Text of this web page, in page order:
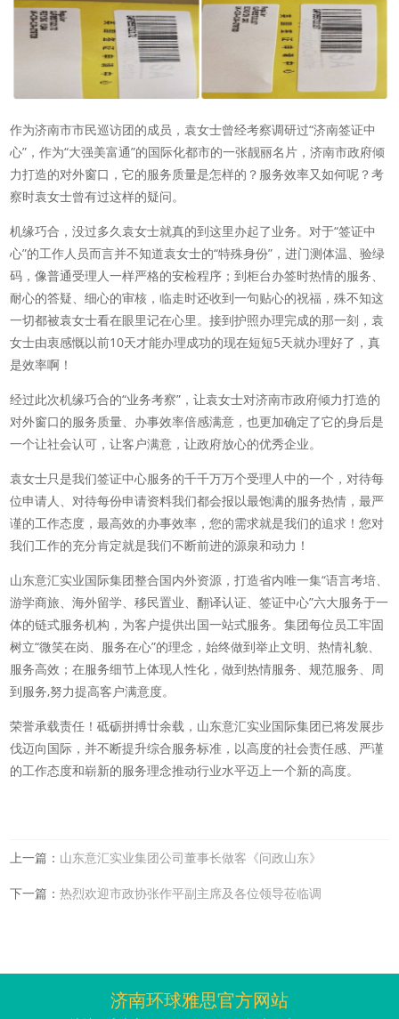
作为济南市市民巡访团的成员，袁女士曾经考察调研过“济南签证中
心”，作为“大强美富通”的国际化都市的一张靓丽名片，济南市政府倾
力打造的对外窗口，它的服务质量是怎样的？服务效率又如何呢？考
察时袁女士曾有过这样的疑问。
机缘巧合，没过多久袁女士就真的到这里办起了业务。对于“签证中
心”的工作人员而言并不知道袁女士的“特殊身份”，进门测体温、验绿
码，像普通受理人一样严格的安检程序；到柜台办签时热情的服务、
耐心的答疑、细心的审核，临走时还收到一句贴心的祝福，殊不知这
一切都被袁女士看在眼里记在心里。接到护照办理完成的那一刻，袁
女士由衷感慨以前10天才能办理成功的现在短短5天就办理好了，真
是效率啊！
经过此次机缘巧合的“业务考察”，让袁女士对济南市政府倾力打造的
对外窗口的服务质量、办事效率倍感满意，也更加确定了它的身后是
一个让社会认可，让客户满意，让政府放心的优秀企业。
袁女士只是我们签证中心服务的千千万万个受理人中的一个，对待每
位申请人、对待每份申请资料我们都会报以最饱满的服务热情，最严
谨的工作态度，最高效的办事效率，您的需求就是我们的追求！您对
我们工作的充分肯定就是我们不断前进的源泉和动力！
山东意汇实业国际集团整合国内外资源，打造省内唯一集“语言考培、
游学商旅、海外留学、移民置业、翻译认证、签证中心”六大服务于一
体的链式服务机构，为客户提供出国一站式服务。集团每位员工牢固
树立“微笑在岗、服务在心”的理念，始终做到举止文明、热情礼貌、
服务高效；在服务细节上体现人性化，做到热情服务、规范服务、周
到服务,努力提高客户满意度。
荣誉承载责任！砥砺拼搏廿余载，山东意汇实业国际集团已将发展步
伐迈向国际，并不断提升综合服务标准，以高度的社会责任感、严谨
的工作态度和崭新的服务理念推动行业水平迈上一个新的高度。
上一篇： 山东意汇实业集团公司董事长做客《问政山东》
下一篇：热烈欢迎市政协张作平副主席及各位领导莅临调
济南环球雅思官方网站